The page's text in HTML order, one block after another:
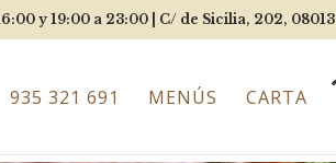
y 19:00 a 23:00 | C/ de Sicilia, 202, 08013
935 321 691 MENÚS CARTA